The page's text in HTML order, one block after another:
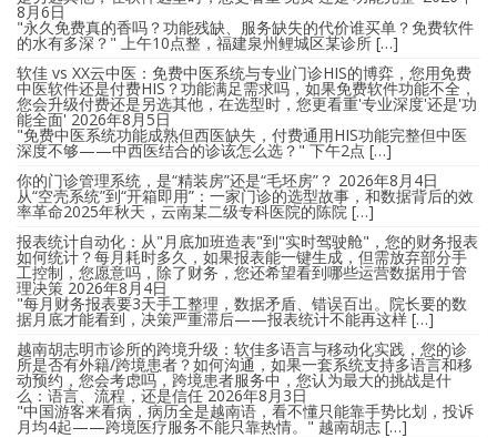
8月6日
"永久免费真的香吗？功能残缺、服务缺失的代价谁买单？免费软件
的水有多深？" 上午10点整，福建泉州鲤城区某诊所 […]
软佳 vs XX云中医：免费中医系统与专业门诊HIS的博弈，您用免费
中医软件还是付费HIS？功能满足需求吗，如果免费软件功能不全，
您会升级付费还是另选其他，在选型时，您更看重'专业深度'还是'功
能全面' 2026年8月5日
"免费中医系统功能成熟但西医缺失，付费通用HIS功能完整但中医
深度不够——中西医结合的诊该怎么选？" 下午2点 […]
你的门诊管理系统，是“精装房”还是“毛坯房”？ 2026年8月4日
从“空壳系统”到“开箱即用”：一家门诊的选型故事，和数据背后的效
率革命2025年秋天，云南某二级专科医院的陈院 […]
报表统计自动化：从"月底加班造表"到"实时驾驶舱"，您的财务报表
如何统计？每月耗时多久，如果报表能一键生成，但需放弃部分手
工控制，您愿意吗，除了财务，您还希望看到哪些运营数据用于管
理决策 2026年8月4日
"每月财务报表要3天手工整理，数据矛盾、错误百出。院长要的数
据月底才能看到，决策严重滞后——报表统计不能再这样 […]
越南胡志明市诊所的跨境升级：软佳多语言与移动化实践，您的诊
所是否有外籍/跨境患者？如何沟通，如果一套系统支持多语言和移
动预约，您会考虑吗，跨境患者服务中，您认为最大的挑战是什
么：语言、流程，还是信任 2026年8月3日
"中国游客来看病，病历全是越南语，看不懂只能靠手势比划，投诉
月均4起——跨境医疗服务不能只靠热情。" 越南胡志 […]